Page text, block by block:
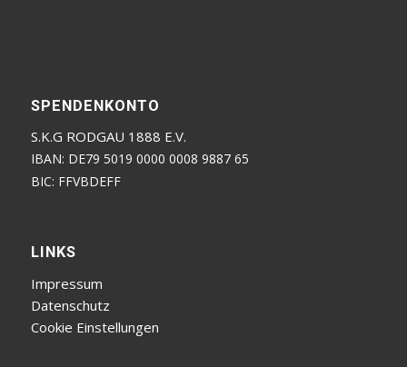
SPENDENKONTO
S.K.G RODGAU 1888 E.V.
IBAN: DE79 5019 0000 0008 9887 65
BIC: FFVBDEFF
LINKS
Impressum
Datenschutz
Cookie Einstellungen